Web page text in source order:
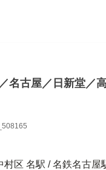
名古屋／日新堂／
村区 名駅 / 名鉄名古屋